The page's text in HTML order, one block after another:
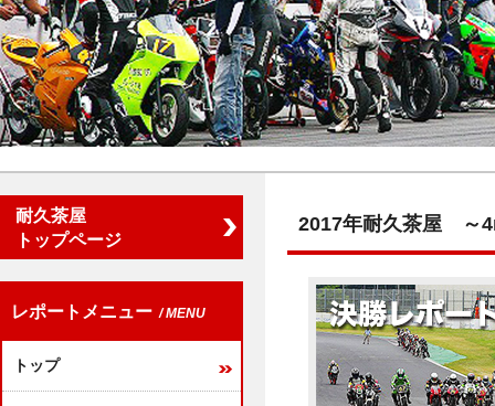
耐久茶屋
トップページ
レポートメニュー / MENU
トップ
2017年耐久茶屋 ～